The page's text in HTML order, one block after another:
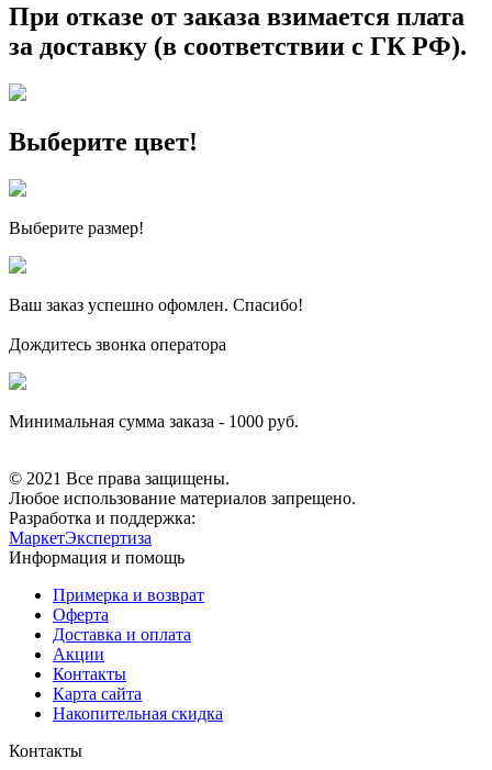
При отказе от заказа взимается плата
за доставку (в соответствии с ГК РФ).
Выберите цвет!
Выберите размер!
Ваш заказ успешно офомлен. Спасибо!
Дождитесь звонка оператора
Минимальная сумма заказа - 1000 руб.
© 2021 Все права защищены.
Любое использование материалов запрещено.
Разработка и поддержка:
МаркетЭкспертиза
Информация и помощь
Примерка и возврат
Оферта
Доставка и оплата
Акции
Контакты
Карта сайта
Накопительная скидка
Контакты